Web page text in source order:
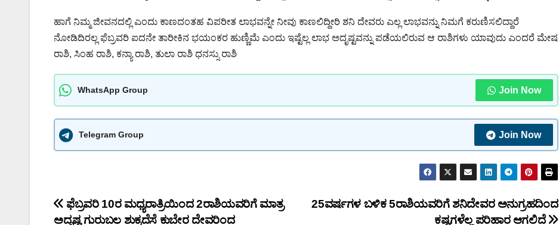
ಹಾಗೆ ನಿಮ್ಮ ಜೀವನದಲ್ಲಿ ಎಂದು ಕಾಣದಂತಹ ವಿಪರೀತ ಲಾಭವನ್ನೇ ನೀವು ಕಾಣಲಿದ್ದೀರಿ ಶನಿ ದೇವರು ಎಲ್ಲ ಲಾಭವನ್ನು ನಿಮಗೆ ಕರುಣಿಸಲಿದ್ದಾರೆ
ನೋಡಿದಿರಲ್ಲ ಫೆಬ್ರವರಿ ಐದನೇ ತಾರೀಕಿನ ಭಯಂಕರ ಹುಣ್ಣಿಮೆ ಎಂದು ಇಷ್ಟೆಲ್ಲ ಲಾಭ ಅದೃಷ್ಟವನ್ನು ಪಡೆಯಲಿರುವ ಆ ರಾಶಿಗಳು ಯಾವುದು ಎಂದರೆ ಮೇಷ
ರಾಶಿ, ಸಿಂಹ ರಾಶಿ, ಕನ್ಯಾ ರಾಶಿ, ತುಲಾ ರಾಶಿ ಧನಸ್ಸು ರಾಶಿ
WhatsApp Group Join Now
Telegram Group Join Now
Post
25ವರ್ಷಗಳ ಬಳಿಕ 5ರಾಶಿಯವರಿಗೆ ಶನಿದೇವರ ಅನುಗ್ರಹದಿಂದ
ಕಷ್ಟಗಳೆಲ್ಲ ಪರಿಹಾರ ಆಗಲಿದೆ
ಫೆಬ್ರವರಿ 10ರ ಮಧ್ಯರಾತ್ರಿಯಿಂದ 2ರಾಶಿಯವರಿಗೆ ಮಾತ್ರ
ಅದೃಷ್ಟ ಗುರುಬಲ ಶುಕ್ರದೆಸೆ ಕುಬೇರ ದೇವರಿಂದ